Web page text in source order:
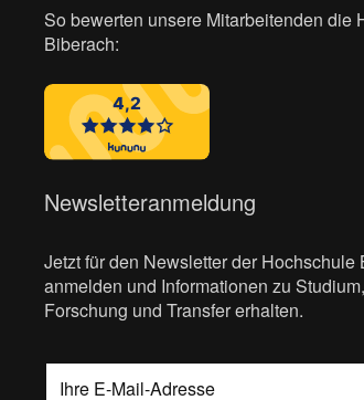
So bewerten unsere Mitarbeitenden die
Biberach:
Newsletteranmeldung
Jetzt für den Newsletter der Hochschule
anmelden und Informationen zu
Forschung und Transfer erhalten.